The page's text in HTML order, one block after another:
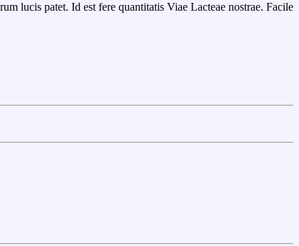
lucis patet. Id est fere quantitatis Viae Lacteae nostrae. Facile